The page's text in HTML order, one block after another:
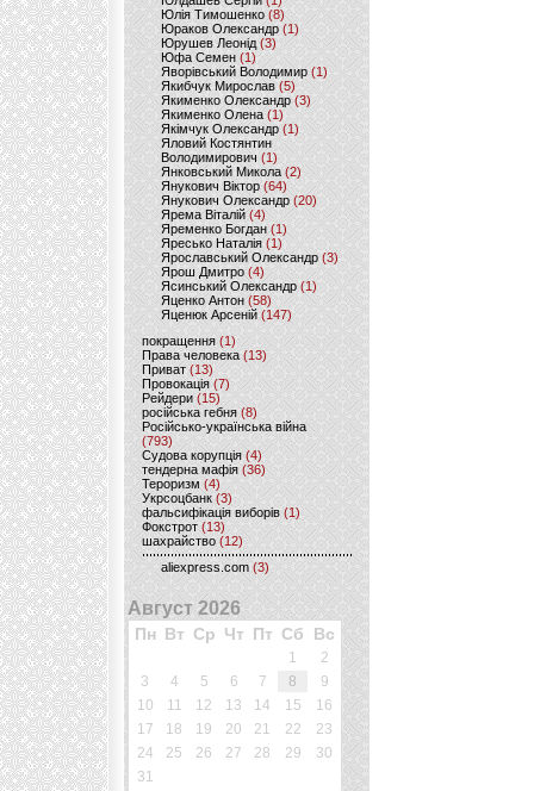
Юлія Тимошенко (8)
Юраков Олександр (1)
Юрушев Леонід (3)
Юфа Семен (1)
Яворівський Володимир (1)
Якибчук Мирослав (5)
Якименко Олександр (3)
Якименко Олена(1)
Якімчук Олександр (1)
Яловий Костянтин
Володимирович (1)
Янковський Микола(2)
Янукович Віктор (64)
Янукович Олександр(20)
Ярема Віталій(4)
Яременко Богдан(1)
Яресько Наталія(1)
Ярославський Олександр (3)
Ярош Дмитро (4)
Ясинський Олександр (1)
Яценко Антон(58)
Яценюк Арсеній (147)
покращення (1)
Права человека(13)
Приват (13)
Провокація (7)
Рейдери (15)
російська гебня (8)
Російсько-українська війна
(793)
Судова корупція (4)
тендерна мафія (36)
Тероризм (4)
Укрсоцбанк (3)
фальсифікація виборів (1)
Фокстрот(13)
шахрайство (12)
aliexpress.com (3)
Август 2026
Пн Вт Ср Чт Пт Сб Вс
1
2
3
4 5 6 7 8
9
10
11 12 13 14 15
16
17
18 19 20 21 22
23
24
25 26 27 28 29
30
31